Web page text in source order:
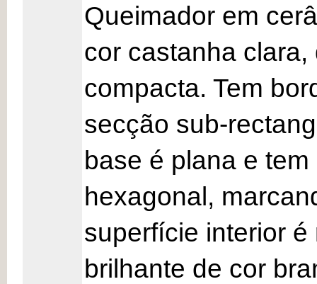
Queimador em
cor castanha
compacta. Tem
secção sub-
base é plana e
hexagonal,
superfície interior
brilhante de cor